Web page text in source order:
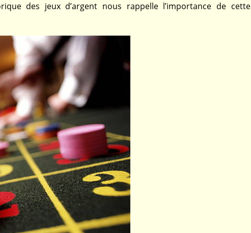
des jeux d’argent nous rappelle l’importance de cette